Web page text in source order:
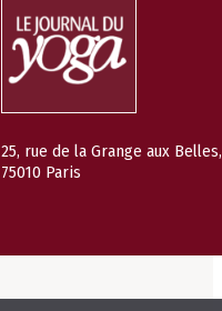
25, rue de la Grange aux Belles,
75010 Paris